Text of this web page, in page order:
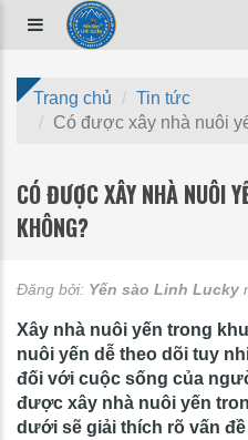
Trang chủ
Tin tức
Có được xây nhà nuôi
CÓ ĐƯỢC XÂY NHÀ NUÔI
KHÔNG?
Đăng bởi: Yến sào Linh Lucky
Xây nhà nuôi yến trong
nuôi yến dễ theo dõi tuy
đối với cuộc sống của
được xây nhà nuôi yến
dưới sẽ giải thích rõ vấn đề